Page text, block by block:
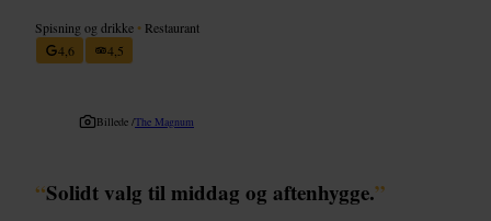
Spisning og drikke • Restaurant
4,6
4,5
Billede /The Magnum
“Solidt valg til middag og aftenhygge.”